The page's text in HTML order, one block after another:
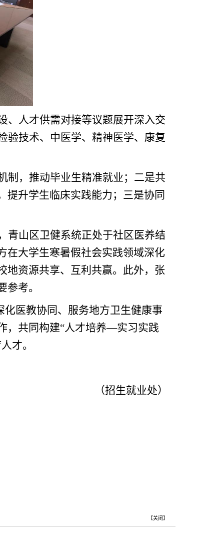
、人才供需对接等议题展开深入交
验技术、中医学、精神医学、康复
制，推动毕业生精准就业；二是共
提升学生临床实践能力；三是协同
青山区卫健系统正处于社区医养结
在大学生寒暑假社会实践领域深化
地资源共享、互利共赢。此外，张
考。
化医教协同、服务地方卫生健康事
，共同构建“人才培养—实习实践
才。
（招生就业处）
【关闭】